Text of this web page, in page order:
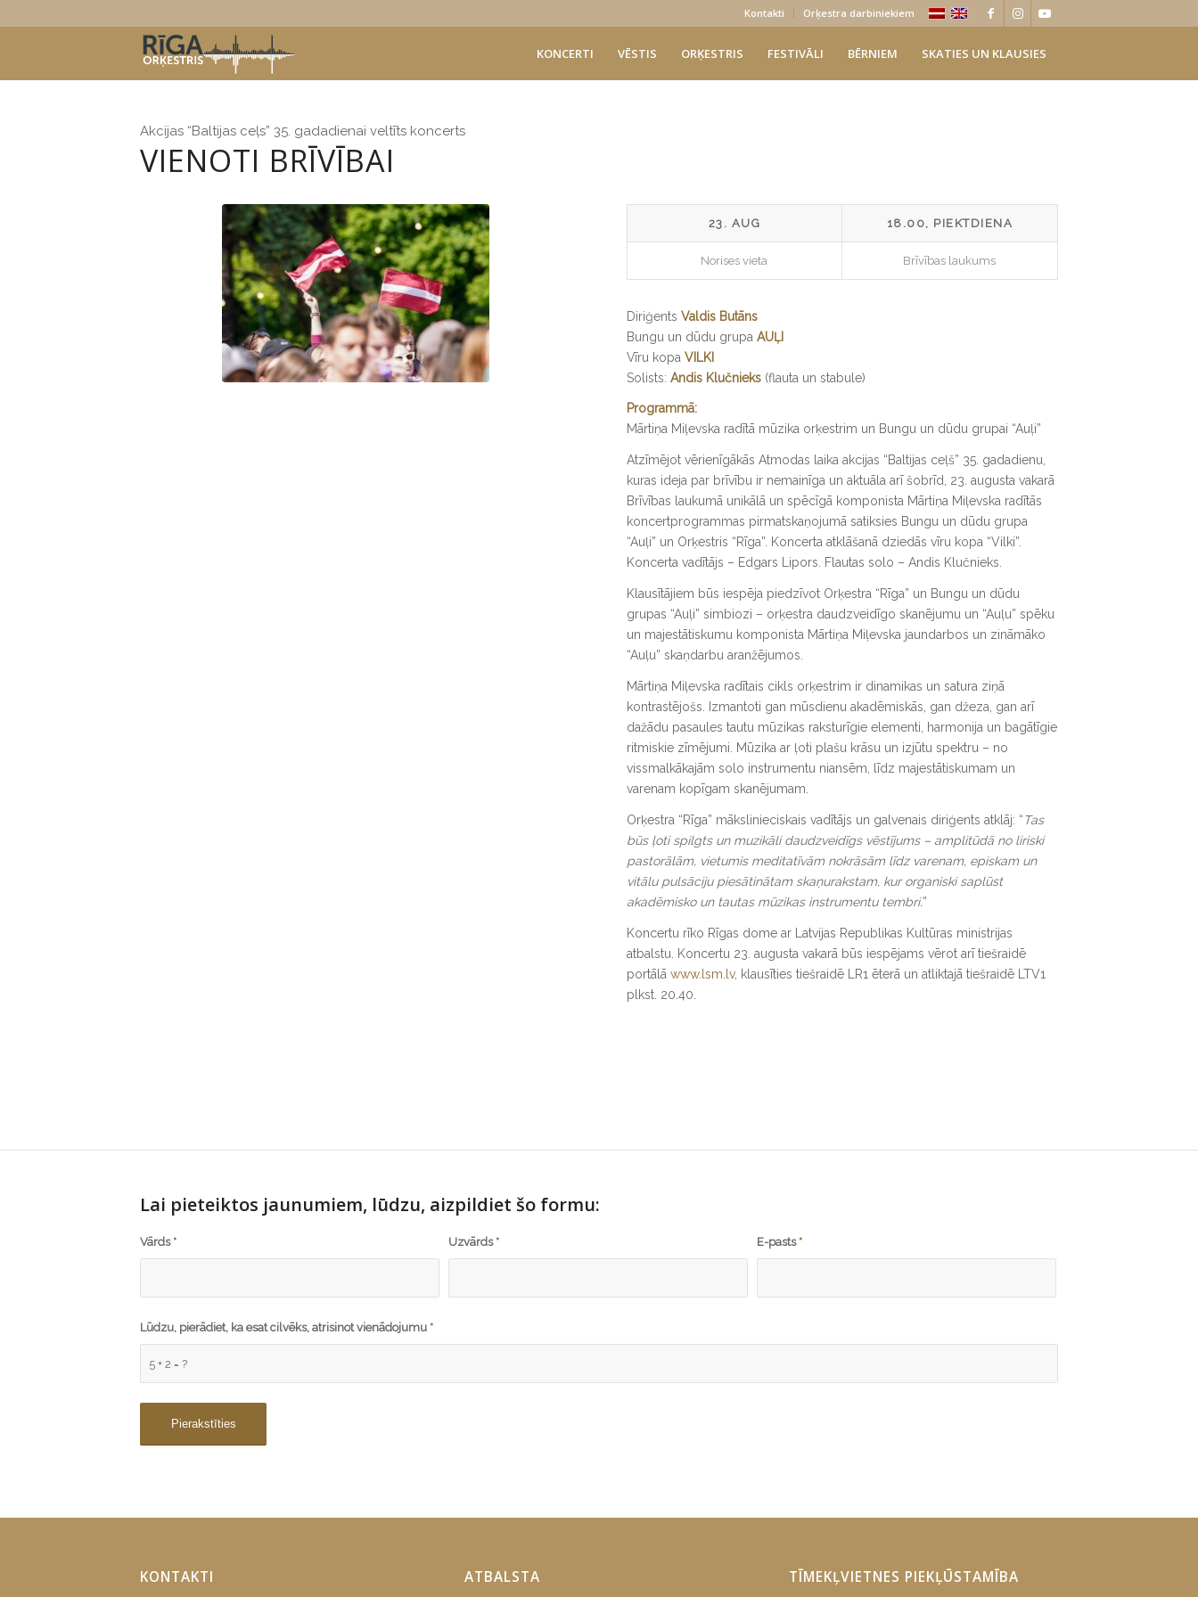
Kontakti Orķestra darbiniekiem
KONCERTI VĒSTIS ORĶESTRIS FESTIVĀLI BĒRNIEM SKATIES UN KLAUSIES
Akcijas “Baltijas ceļs” 35. gadadienai veltīts koncerts
VIENOTI BRĪVĪBAI
23. AUG 18.00, PIEKTDIENA
Norises vieta Brīvības laukums
Diriģents Valdis Butāns
Bungu un dūdu grupa AUĻI
Vīru kopa VILKI
Solists: Andis Klučnieks (flauta un stabule)
Programmā:
Mārtiņa Miļevska radītā mūzika orķestrim un Bungu un dūdu grupai “Auļi”
Atzīmējot vērienīgākās Atmodas laika akcijas “Baltijas ceļš” 35. gadadienu,
kuras ideja par brīvību ir nemainīga un aktuāla arī šobrīd, 23. augusta vakarā
Brīvības laukumā unikālā un spēcīgā komponista Mārtiņa Miļevska radītās
koncertprogrammas pirmatskaņojumā satiksies Bungu un dūdu grupa
“Auļi” un Orķestris “Rīga”. Koncerta atklāšanā dziedās vīru kopa “Vilki”.
Koncerta vadītājs – Edgars Lipors. Flautas solo – Andis Klučnieks.
Klausītājiem būs iespēja piedzīvot Orķestra “Rīga” un Bungu un dūdu
grupas “Auļi” simbiozi – orķestra daudzveidīgo skanējumu un “Auļu” spēku
un majestātiskumu komponista Mārtiņa Miļevska jaundarbos un zināmāko
“Auļu” skaņdarbu aranžējumos.
Mārtiņa Miļevska radītais cikls orķestrim ir dinamikas un satura ziņā
kontrastējošs. Izmantoti gan mūsdienu akadēmiskās, gan džeza, gan arī
dažādu pasaules tautu mūzikas raksturīgie elementi, harmonija un bagātīgie
ritmiskie zīmējumi. Mūzika ar ļoti plašu krāsu un izjūtu spektru – no
vissmalkākajām solo instrumentu niansēm, līdz majestātiskumam un
varenam kopīgam skanējumam.
Orķestra “Rīga” mākslinieciskais vadītājs un galvenais diriģents atklāj: “Tas
būs ļoti spilgts un muzikāli daudzveidīgs vēstījums – amplitūdā no liriski
pastorālām, vietumis meditatīvām nokrāsām līdz varenam, episkam un
vitālu pulsāciju piesātinātam skaņurakstam, kur organiski saplūst
akadēmisko un tautas mūzikas instrumentu tembri.”
Koncertu rīko Rīgas dome ar Latvijas Republikas Kultūras ministrijas
atbalstu. Koncertu 23. augusta vakarā būs iespējams vērot arī tiešraidē
portālā www.lsm.lv, klausīties tiešraidē LR1 ēterā un atliktajā tiešraidē LTV1
plkst. 20.40.
Lai pieteiktos jaunumiem, lūdzu, aizpildiet šo formu:
Vārds* Uzvārds* E-pasts*
5 + 2 = ?
Lūdzu, pierādiet, ka esat cilvēks, atrisinot vienādojumu *
KONTAKTI ATBALSTA TĪMEKĻVIETNES PIEKĻŪSTAMĪBA